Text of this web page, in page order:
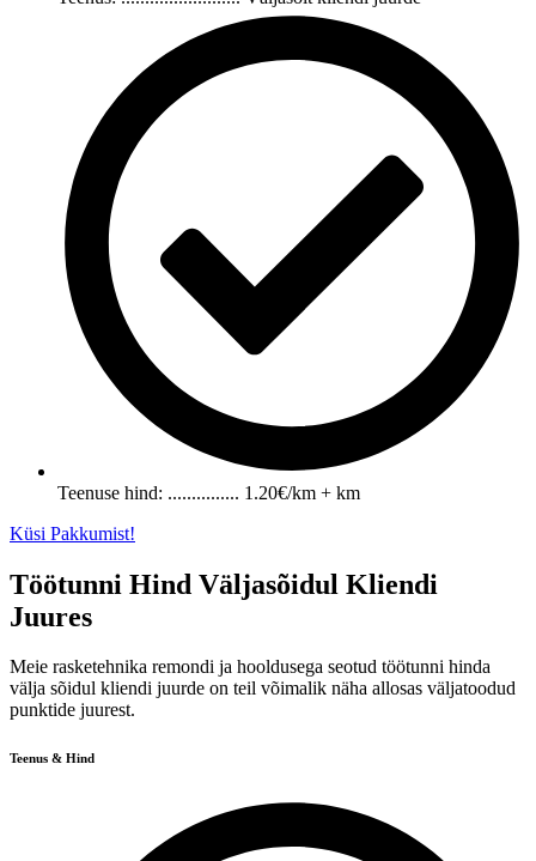
Teenuse hind: ............... 1.20€/km + km
Küsi Pakkumist!
Töötunni Hind Väljasõidul Kliendi
Juures
Meie rasketehnika remondi ja hooldusega seotud töötunni hinda
välja sõidul kliendi juurde on teil võimalik näha allosas väljatoodud
punktide juurest.
Teenus & Hind